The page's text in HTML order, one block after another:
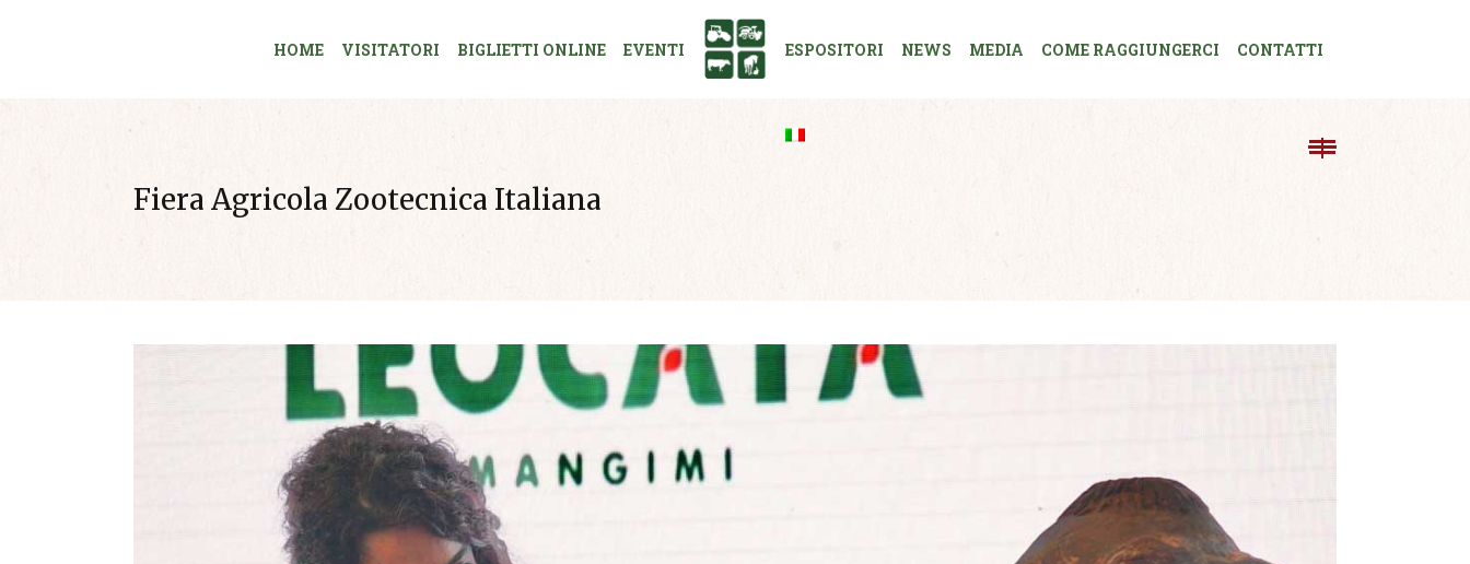
HOME VISITATORI BIGLIETTI ONLINE EVENTI ESPOSITORI NEWS MEDIA COME RAGGIUNGERCI CONTATTI
Fiera Agricola Zootecnica Italiana